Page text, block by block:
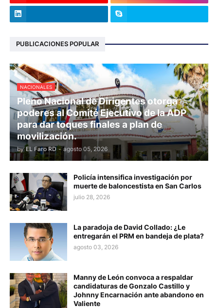
PUBLICACIONES POPULAR
NACIONALES
Pleno Nacional de Dirigentes otorga
poderes al Comité Ejecutivo de la ADP
para dar toques finales a plan de
movilización.
by EL Faro RD - agosto 05, 2026
Policía intensifica investigación por
muerte de baloncestista en San Carlos
julio 28, 2026
La paradoja de David Collado: ¿Le
entregarán el PRM en bandeja de plata?
agosto 03, 2026
Manny de León convoca a respaldar
candidaturas de Gonzalo Castillo y
Johnny Encarnación ante abandono en
Valiente